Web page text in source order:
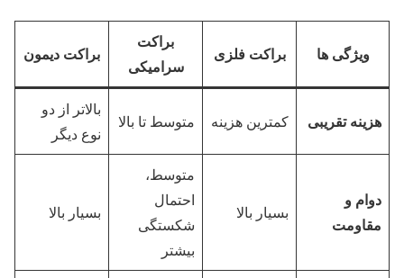
ویژگی ها براکت فلزی
براکت
سرامیکی
براکت دیمون
هزینه تقریبی کمترین هزینه متوسط تا بالا
بالاتر از دو
نوع دیگر
دوام و
مقاومت
بسیار بالا
متوسط،
احتمال
شکستگی
بیشتر
بسیار بالا